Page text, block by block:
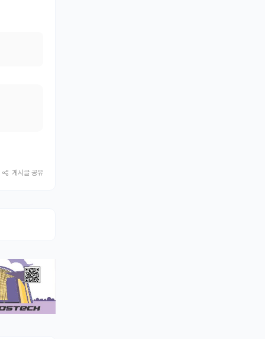
게시글 공유